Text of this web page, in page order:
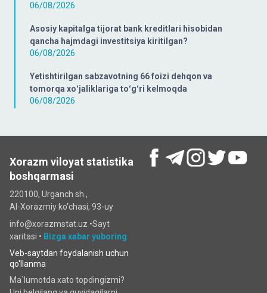
06/08/2026
Asosiy kapitalga tijorat bank kreditlari hisobidan
qancha hajmdagi investitsiya kiritilgan?
06/08/2026
Yetishtirilgan sabzavotning 66 foizi dehqon va
tomorqa xoʻjaliklariga toʻgʻri kelmoqda
06/08/2026
Xorazm viloyat statistika
boshqarmasi
220100, Urganch sh.,
Al-Xorazmiy ko‘chаsi, 93-uy
info@xorazmstat.uz •Sayt
xaritasi • Bizga xabar yuboring
Veb-saytdan foydalanish uchun
qo'llanma
Ma`lumotda xato topdingizmi?